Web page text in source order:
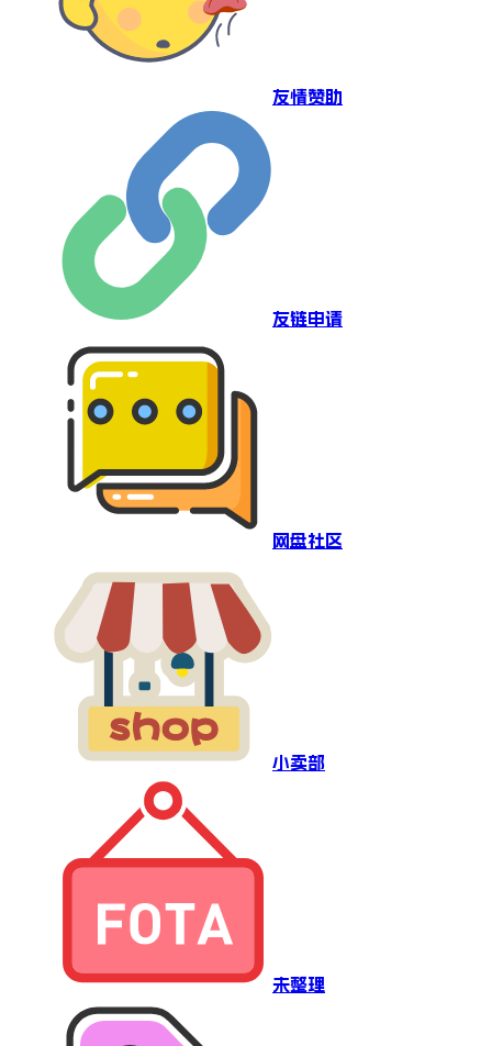
友情赞助
友链申请
网盘社区
小卖部
未整理